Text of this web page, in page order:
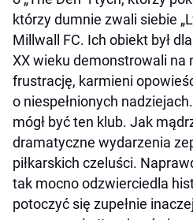
którzy dumnie zwali siebie
Millwall FC. Ich obiekt był
XX wieku demonstrowali na
frustrację, karmieni
o niespełnionych
mógł być ten klub. Jak
dramatyczne wydarzenia
piłkarskich czeluści.
tak mocno odzwierciedla
potoczyć się zupełnie